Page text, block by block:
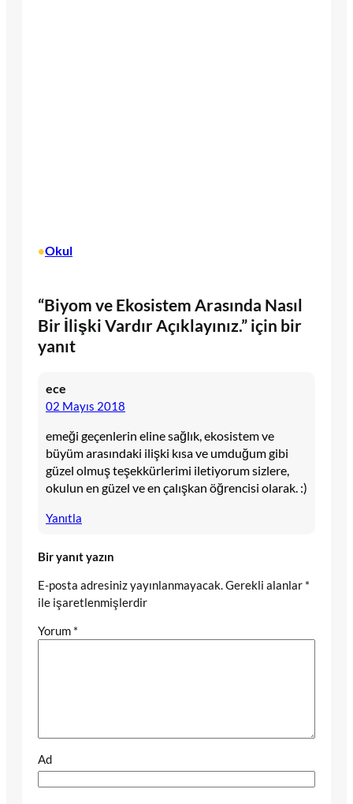
•Okul
“Biyom ve Ekosistem Arasında Nasıl
Bir İlişki Vardır Açıklayınız.” için bir
yanıt
ece
02 Mayıs 2018
emeği geçenlerin eline sağlık, ekosistem ve
büyüm arasındaki ilişki kısa ve umduğum gibi
güzel olmuş teşekkürlerimi iletiyorum sizlere,
okulun en güzel ve en çalışkan öğrencisi olarak. :)
Yanıtla
Bir yanıt yazın
E-posta adresiniz yayınlanmayacak. Gerekli alanlar *
ile işaretlenmişlerdir
Yorum *
Ad